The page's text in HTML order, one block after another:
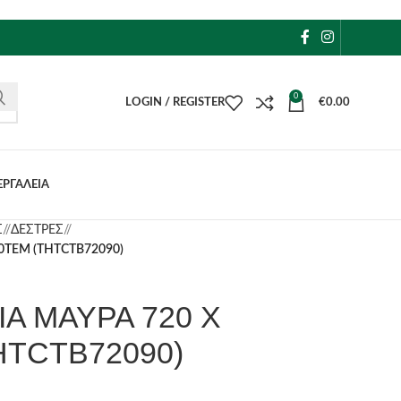
LOGIN / REGISTER
0
€0.00
/ ΔΕΣΤΡΕΣ/
(THTCTB72090)
ΜΑΥΡΑ 720 Χ